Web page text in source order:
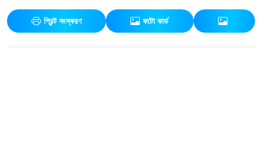
প্রিন্ট সংস্করণ ফটো কার্ড